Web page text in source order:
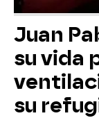
Juan
su vida
su